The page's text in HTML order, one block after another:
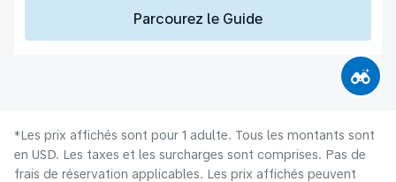
Parcourez le Guide
*Les prix affichés sont pour 1 adulte. Tous les montants sont
en USD. Les taxes et les surcharges sont comprises. Pas de
frais de réservation applicables. Les prix affichés peuvent